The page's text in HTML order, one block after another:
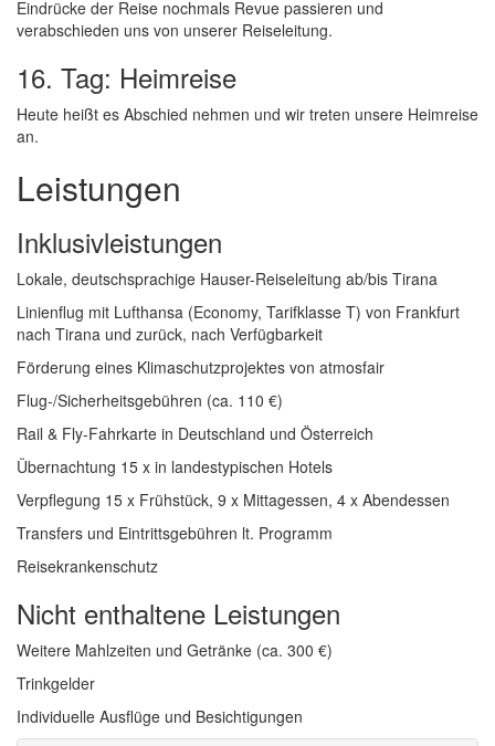
Eindrücke der Reise nochmals Revue passieren und
verabschieden uns von unserer Reiseleitung.
16. Tag: Heimreise
Heute heißt es Abschied nehmen und wir treten unsere Heimreise
an.
Leistungen
Inklusivleistungen
Lokale, deutschsprachige Hauser-Reiseleitung ab/bis Tirana
Linienflug mit Lufthansa (Economy, Tarifklasse T) von Frankfurt
nach Tirana und zurück, nach Verfügbarkeit
Förderung eines Klimaschutzprojektes von atmosfair
Flug-/Sicherheitsgebühren (ca. 110 €)
Rail & Fly-Fahrkarte in Deutschland und Österreich
Übernachtung 15 x in landestypischen Hotels
Verpflegung 15 x Frühstück, 9 x Mittagessen, 4 x Abendessen
Transfers und Eintrittsgebühren lt. Programm
Reisekrankenschutz
Nicht enthaltene Leistungen
Weitere Mahlzeiten und Getränke (ca. 300 €)
Trinkgelder
Individuelle Ausflüge und Besichtigungen